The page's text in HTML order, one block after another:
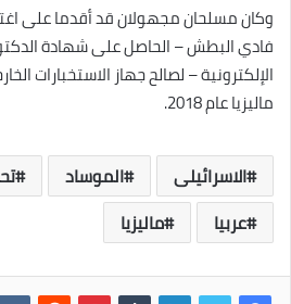
وكان مسلحان مجهولان قد أقدما على
فادي البطش – الحاصل على شهادة
الإلكترونية – لصالح جهاز الاستخبارات
ماليزيا عام 2018.
الاسرائيلى الموساد
عربيا
ماليزيا